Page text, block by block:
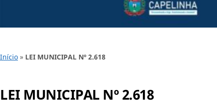
Início » LEI MUNICIPAL Nº 2.618
LEI MUNICIPAL Nº 2.618